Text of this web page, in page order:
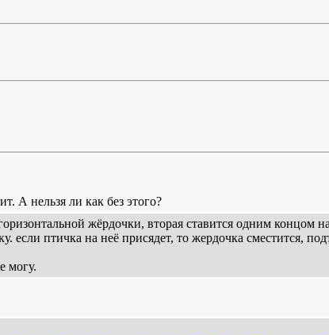
А нельзя ли как без этого?
жёрдочки, вторая ставится одним концом
птичка на неё присядет, то жердочка сместится,
могу.